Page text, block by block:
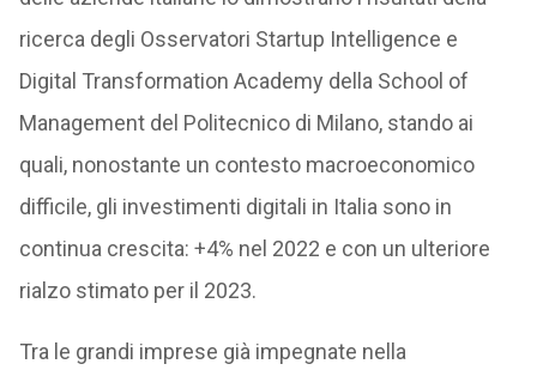
ricerca degli Osservatori Startup Intelligence e
Digital Transformation Academy della School of
Management del Politecnico di Milano, stando ai
quali, nonostante un contesto macroeconomico
difficile, gli investimenti digitali in Italia sono in
continua crescita: +4% nel 2022 e con un ulteriore
rialzo stimato per il 2023.
Tra le grandi imprese già impegnate nella